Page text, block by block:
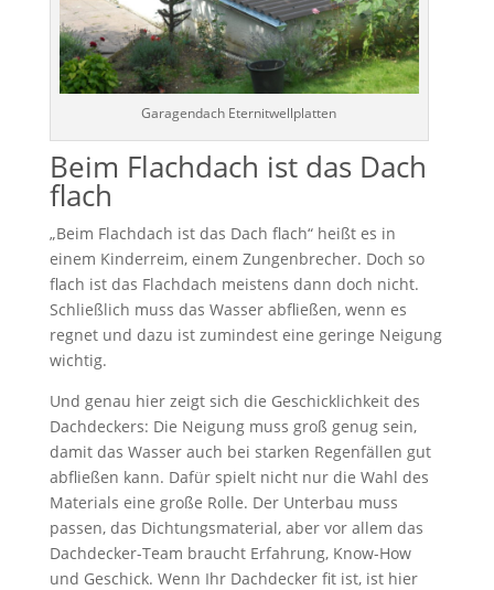
Garagendach Eternitwellplatten
Beim Flachdach ist das Dach
flach
„Beim Flachdach ist das Dach flach“ heißt es in
einem Kinderreim, einem Zungenbrecher. Doch so
flach ist das Flachdach meistens dann doch nicht.
Schließlich muss das Wasser abfließen, wenn es
regnet und dazu ist zumindest eine geringe Neigung
wichtig.
Und genau hier zeigt sich die Geschicklichkeit des
Dachdeckers: Die Neigung muss groß genug sein,
damit das Wasser auch bei starken Regenfällen gut
abfließen kann. Dafür spielt nicht nur die Wahl des
Materials eine große Rolle. Der Unterbau muss
passen, das Dichtungsmaterial, aber vor allem das
Dachdecker-Team braucht Erfahrung, Know-How
und Geschick. Wenn Ihr Dachdecker fit ist, ist hier